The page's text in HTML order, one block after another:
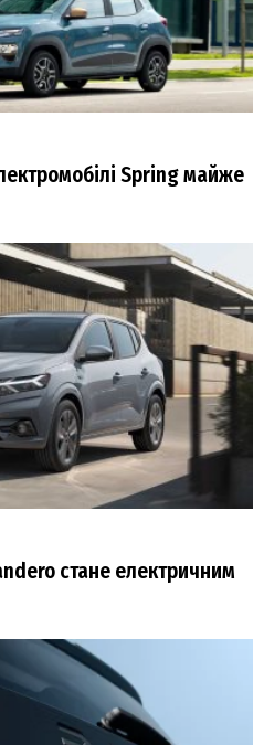
Spring майже
стане електричним